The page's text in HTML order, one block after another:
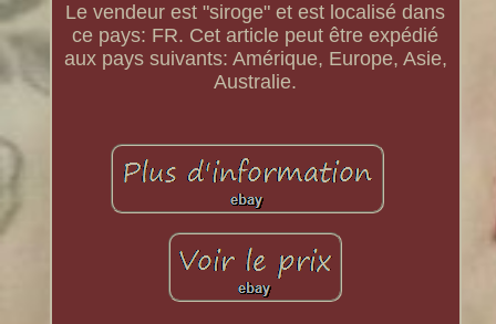
Le vendeur est "siroge" et est localisé dans
ce pays: FR. Cet article peut être expédié
aux pays suivants: Amérique, Europe, Asie,
Australie.